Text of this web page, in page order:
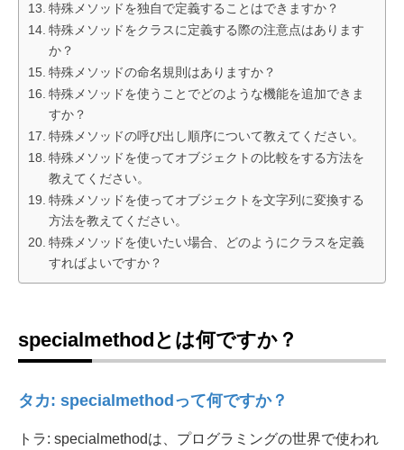
特殊メソッドを独自で定義することはできますか？
特殊メソッドをクラスに定義する際の注意点はあります
か？
特殊メソッドの命名規則はありますか？
特殊メソッドを使うことでどのような機能を追加できま
すか？
特殊メソッドの呼び出し順序について教えてください。
特殊メソッドを使ってオブジェクトの比較をする方法を
教えてください。
特殊メソッドを使ってオブジェクトを文字列に変換する
方法を教えてください。
特殊メソッドを使いたい場合、どのようにクラスを定義
すればよいですか？
specialmethodとは何ですか？
タカ: specialmethodって何ですか？
トラ: specialmethodは、プログラミングの世界で使われ